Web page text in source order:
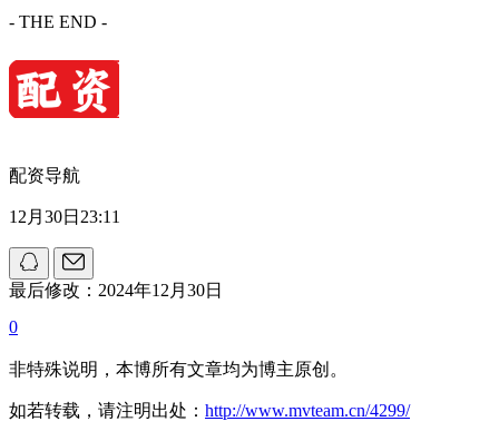
- THE END -
配资导航
12月30日23:11
最后修改：2024年12月30日
0
非特殊说明，本博所有文章均为博主原创。
如若转载，请注明出处： http://www.mvteam.cn/4299/